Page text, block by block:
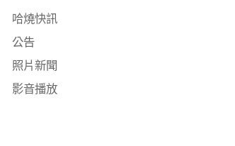
哈燒快訊
公告
照片新聞
影音播放